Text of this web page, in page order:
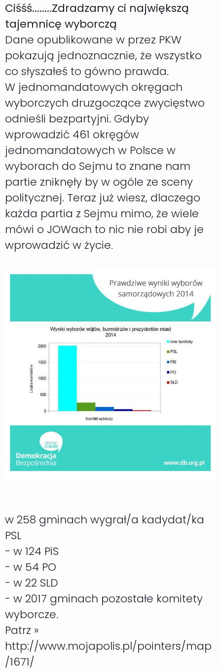
Ciśśś........Zdradzamy ci największą
tajemnicę wyborczą
Dane opublikowane w przez PKW
pokazują jednoznacznie, że wszystko
co słyszałeś to gówno prawda.
W jednomandatowych okręgach
wyborczych druzgoczące zwycięstwo
odnieśli bezpartyjni. Gdyby
wprowadzić 461 okręgów
jednomandatowych w Polsce w
wyborach do Sejmu to znane nam
partie zniknęły by w ogóle ze sceny
politycznej. Teraz już wiesz, dlaczego
każda partia z Sejmu mimo, że wiele
mówi o JOWach to nic nie robi aby je
wprowadzić w życie.
w 258 gminach wygrał/a kadydat/ka
PSL
- w 124 PiS
- w 54 PO
- w 22 SLD
- w 2017 gminach pozostałe komitety
wyborcze.
Patrz »
http://www.mojapolis.pl/pointers/map
/1671/